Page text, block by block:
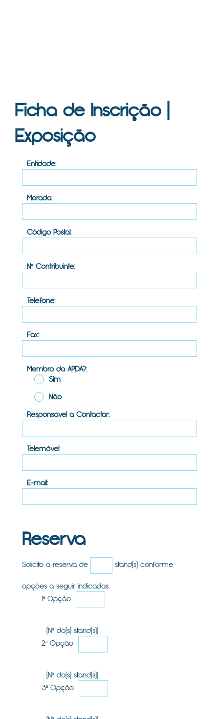
Ficha de Inscrição |
Exposição
Entidade:
Morada:
Código Postal:
Nº Contribuinte:
Telefone:
Fax:
Membro da APDA?:
Sim
Não
Responsável a Contactar:
Telemóvel:
E-mail:
Reserva
Solicito a reserva de stand(s) conforme
opções a seguir indicadas:
1ª Opção
(Nº do(s) stand(s))
2ª Opção
(Nº do(s) stand(s))
3ª Opção